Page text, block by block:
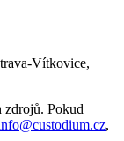
Vítkovice,
zdrojů. Pokud
,